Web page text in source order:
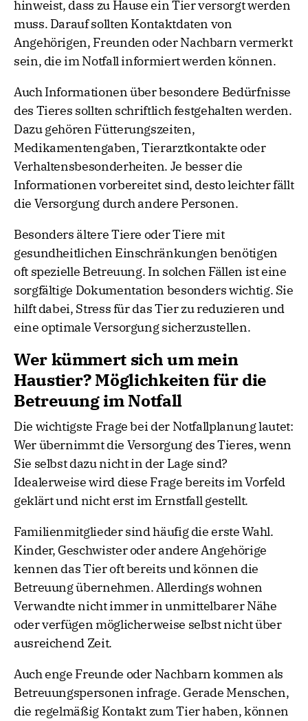
hinweist, dass zu Hause ein Tier versorgt werden
muss. Darauf sollten Kontaktdaten von
Angehörigen, Freunden oder Nachbarn vermerkt
sein, die im Notfall informiert werden können.
Auch Informationen über besondere Bedürfnisse
des Tieres sollten schriftlich festgehalten werden.
Dazu gehören Fütterungszeiten,
Medikamentengaben, Tierarztkontakte oder
Verhaltensbesonderheiten. Je besser die
Informationen vorbereitet sind, desto leichter fällt
die Versorgung durch andere Personen.
Besonders ältere Tiere oder Tiere mit
gesundheitlichen Einschränkungen benötigen
oft spezielle Betreuung. In solchen Fällen ist eine
sorgfältige Dokumentation besonders wichtig. Sie
hilft dabei, Stress für das Tier zu reduzieren und
eine optimale Versorgung sicherzustellen.
Wer kümmert sich um mein
Haustier? Möglichkeiten für die
Betreuung im Notfall
Die wichtigste Frage bei der Notfallplanung lautet:
Wer übernimmt die Versorgung des Tieres, wenn
Sie selbst dazu nicht in der Lage sind?
Idealerweise wird diese Frage bereits im Vorfeld
geklärt und nicht erst im Ernstfall gestellt.
Familienmitglieder sind häufig die erste Wahl.
Kinder, Geschwister oder andere Angehörige
kennen das Tier oft bereits und können die
Betreuung übernehmen. Allerdings wohnen
Verwandte nicht immer in unmittelbarer Nähe
oder verfügen möglicherweise selbst nicht über
ausreichend Zeit.
Auch enge Freunde oder Nachbarn kommen als
Betreuungspersonen infrage. Gerade Menschen,
die regelmäßig Kontakt zum Tier haben, können